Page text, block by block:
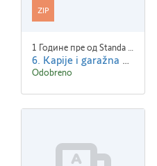
ZIP
1 Године пре од Standa Blaha
6. Kapije i garažna vrata.zip
Odobreno